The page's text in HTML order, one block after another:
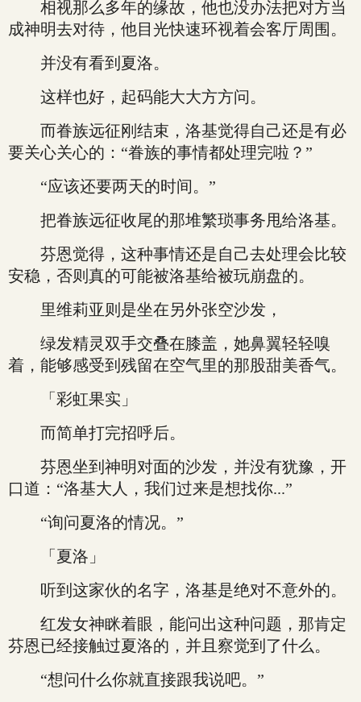
相视那么多年的缘故，他也没办法把对方当
成神明去对待，他目光快速环视着会客厅周围。
并没有看到夏洛。
这样也好，起码能大大方方问。
而眷族远征刚结束，洛基觉得自己还是有必
要关心关心的：“眷族的事情都处理完啦？”
“应该还要两天的时间。”
把眷族远征收尾的那堆繁琐事务甩给洛基。
芬恩觉得，这种事情还是自己去处理会比较
安稳，否则真的可能被洛基给被玩崩盘的。
里维莉亚则是坐在另外张空沙发，
绿发精灵双手交叠在膝盖，她鼻翼轻轻嗅
着，能够感受到残留在空气里的那股甜美香气。
「彩虹果实」
而简单打完招呼后。
芬恩坐到神明对面的沙发，并没有犹豫，开
口道：“洛基大人，我们过来是想找你...”
“询问夏洛的情况。”
「夏洛」
听到这家伙的名字，洛基是绝对不意外的。
红发女神眯着眼，能问出这种问题，那肯定
芬恩已经接触过夏洛的，并且察觉到了什么。
“想问什么你就直接跟我说吧。”